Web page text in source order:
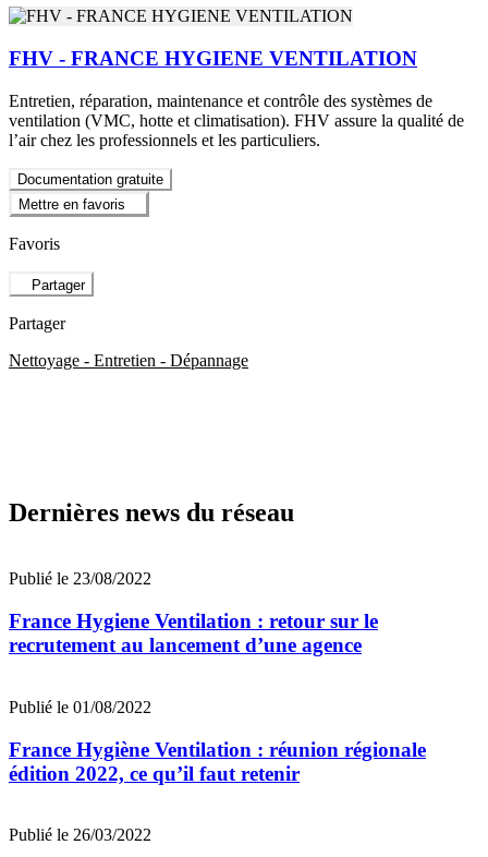
FHV - FRANCE HYGIENE VENTILATION
Entretien, réparation, maintenance et contrôle des systèmes de
ventilation (VMC, hotte et climatisation). FHV assure la qualité de
l’air chez les professionnels et les particuliers.
Documentation gratuite
Mettre en favoris
Favoris
Partager
Partager
Nettoyage - Entretien - Dépannage
Dernières news du réseau
Publié le 23/08/2022
France Hygiene Ventilation : retour sur le
recrutement au lancement d’une agence
Publié le 01/08/2022
France Hygiène Ventilation : réunion régionale
édition 2022, ce qu’il faut retenir
Publié le 26/03/2022